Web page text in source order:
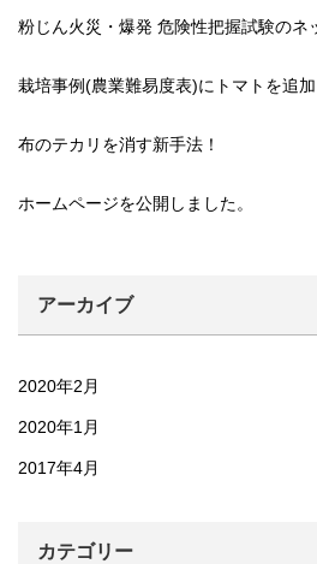
粉じん火災・爆発 危険性把握試験のネ
栽培事例(農業難易度表)にトマトを追加
布のテカリを消す新手法！
ホームページを公開しました。
アーカイブ
2020年2月
2020年1月
2017年4月
カテゴリー